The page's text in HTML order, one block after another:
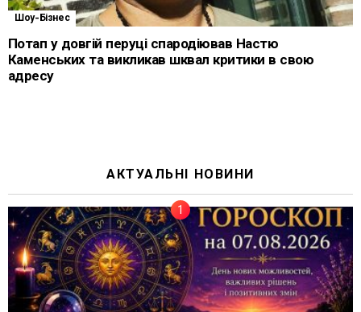
Шоу-Бізнес
Потап у довгій перуці спародіював Настю
Каменських та викликав шквал критики в свою
адресу
АКТУАЛЬНІ НОВИНИ